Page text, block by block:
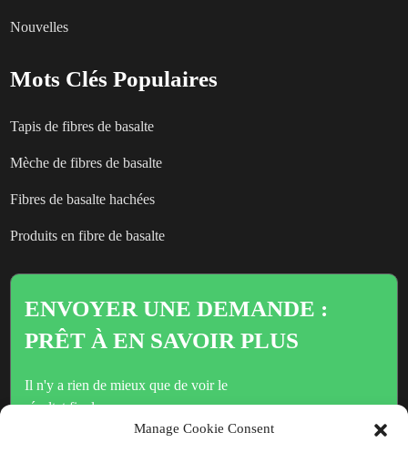
Nouvelles
Mots Clés Populaires
Tapis de fibres de basalte
Mèche de fibres de basalte
Fibres de basalte hachées
Produits en fibre de basalte
ENVOYER UNE DEMANDE :
PRÊT À EN SAVOIR PLUS
Il n'y a rien de mieux que de voir le
résultat final.
Manage Cookie Consent